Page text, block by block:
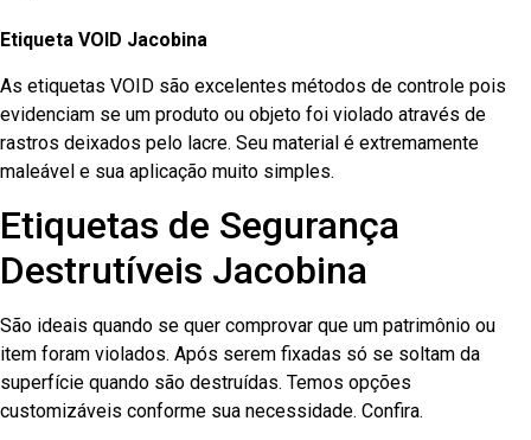
Etiqueta VOID Jacobina
As etiquetas VOID são excelentes métodos de controle pois
evidenciam se um produto ou objeto foi violado através de
rastros deixados pelo lacre. Seu material é extremamente
maleável e sua aplicação muito simples.
Etiquetas de Segurança
Destrutíveis Jacobina
São ideais quando se quer comprovar que um patrimônio ou
item foram violados. Após serem fixadas só se soltam da
superfície quando são destruídas. Temos opções
customizáveis conforme sua necessidade. Confira.